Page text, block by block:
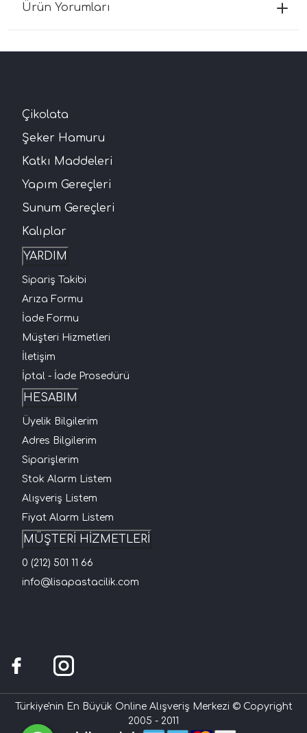
Ürün Yorumları
Çikolata
Şeker Hamuru
Katkı Maddeleri
Yapım Gereçleri
Sunum Gereçleri
Kalıplar
YARDIM
Sipariş Takibi
Arıza Formu
İade Formu
Müşteri Hizmetleri
İletişim
İptal - İade Prosedürü
HESABIM
Üyelik Bilgilerim
Adres Bilgilerim
Siparişlerim
Stok Alarm Listem
Alışveriş Listem
Fiyat Alarm Listem
MÜŞTERİ HİZMETLERİ
0 (212) 501 11 66
info@lisapastacilik.com
Türkiye'nin En Büyük Online Alışveriş Merkezi © Copyright
2005 - 2011